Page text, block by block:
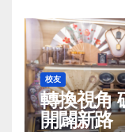
校友
轉換視角
開闢新路